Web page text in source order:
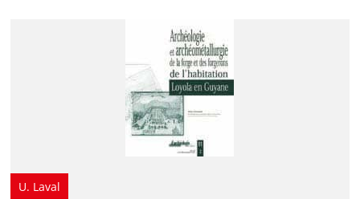
U. Laval